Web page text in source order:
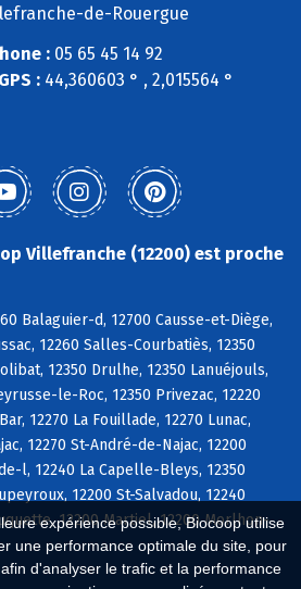
expérience possible, Biocoop utilise
une performance optimale du site, pour
d'analyser le trafic et la performance
de-Rouergue
:05 65 45 14 92
: 44,360603 ° , 2,015564 °
Villefranche (12200) est proche
Balaguier-d, 12700 Causse-et-Diège,
12260 Salles-Courbatiès, 12350
12350 Drulhe, 12350 Lanuéjouls,
le-Roc, 12350 Privezac, 12220
12270 La Fouillade, 12270 Lunac,
12270 St-André-de-Najac, 12200
l, 12240 La Capelle-Bleys, 12350
12200 St-Salvadou, 12240
12200 Martiel, 12200 Morlhon-